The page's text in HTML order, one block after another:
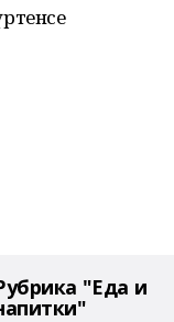
"Еда и